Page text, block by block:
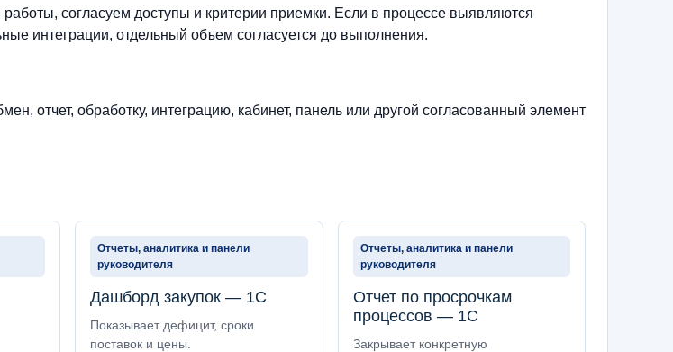
согласуем доступы и критерии приемки. Если в процессе выявляются
интеграции, отдельный объем согласуется до выполнения.
отчет, обработку, интеграцию, кабинет, панель или другой согласованный элемент
Отчеты, аналитика и панели
руководителя
Дашборд закупок — 1С
Показывает дефицит, сроки
поставок и цены.
Отчеты, аналитика и панели
руководителя
Отчет по просрочкам
процессов — 1С
Закрывает конкретную